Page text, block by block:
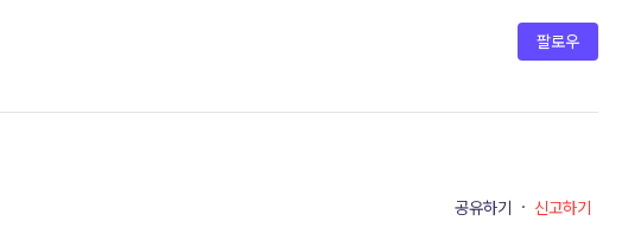
팔로우
공유하기 · 신고하기